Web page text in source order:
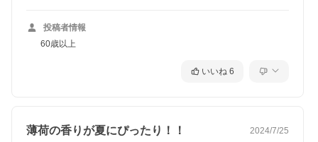
投稿者情報
60歳以上
いいね 6
薄荷の香りが夏にぴったり！！ 2024/7/25